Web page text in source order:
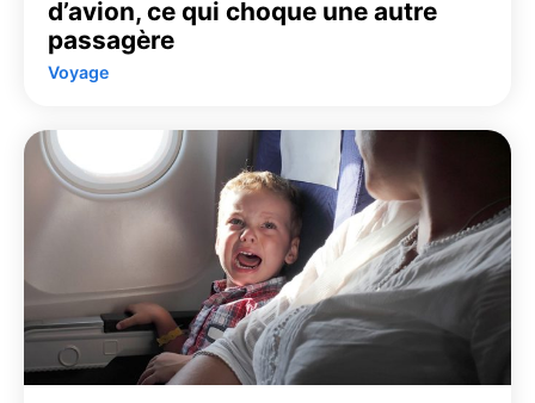
d’avion, ce qui choque une autre
passagère
Voyage